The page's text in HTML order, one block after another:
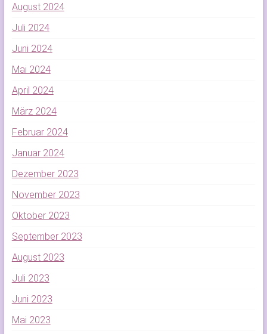
August 2024
Juli 2024
Juni 2024
Mai 2024
April 2024
März 2024
Februar 2024
Januar 2024
Dezember 2023
November 2023
Oktober 2023
September 2023
August 2023
Juli 2023
Juni 2023
Mai 2023